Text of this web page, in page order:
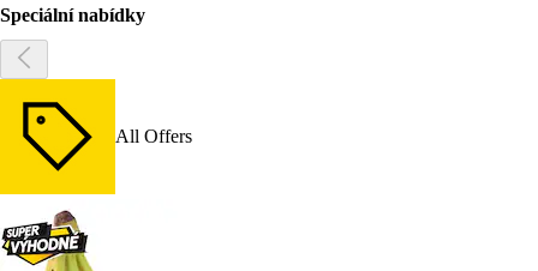
Speciální nabídky
All Offers